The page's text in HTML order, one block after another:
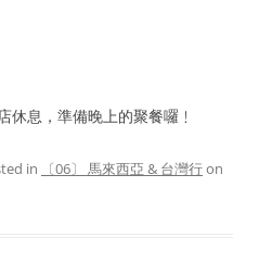
休息，準備晚上的聚餐囉﹗
in 〔06〕 馬來西亞 & 台灣行on